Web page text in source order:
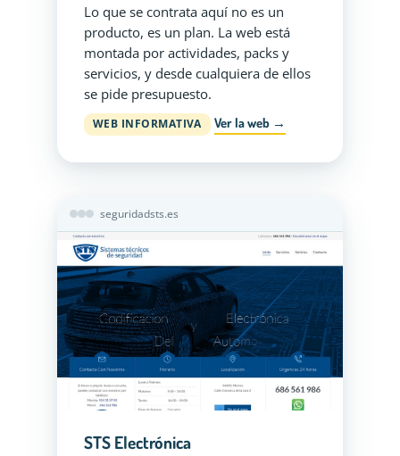
Lo que se contrata aquí no es un
producto, es un plan. La web está
montada por actividades, packs y
servicios, y desde cualquiera de ellos
se pide presupuesto.
WEB INFORMATIVA Ver la web →
seguridadsts.es
STS Electrónica